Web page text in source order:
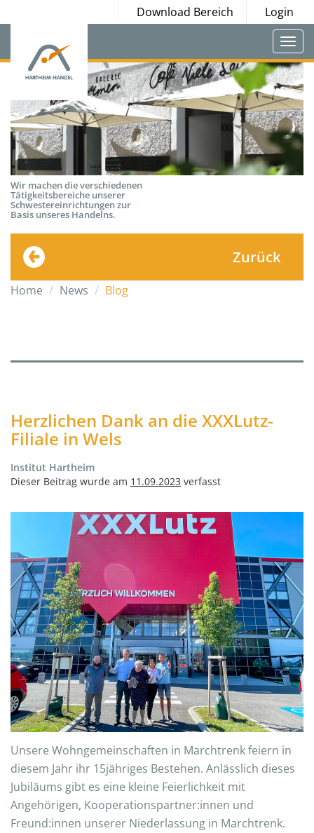
Download Bereich Login
Wir machen die verschiedenen
Tätigkeitsbereiche unserer
Schwestereinrichtungen zur
Basis unseres Handelns.
Zurück
Home News Blog
Herzlichen Dank an die XXXLutz-
Filiale in Wels
Institut Hartheim
Dieser Beitrag wurde am 11.09.2023 verfasst
Unsere Wohngemeinschaften in Marchtrenk feiern in
diesem Jahr ihr 15jähriges Bestehen. Anlässlich dieses
Jubiläums gibt es eine kleine Feierlichkeit mit
Angehörigen, Kooperationspartner:innen und
Freund:innen unserer Niederlassung in Marchtrenk.